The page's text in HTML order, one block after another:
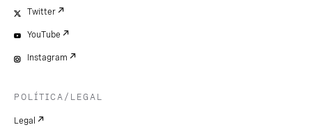
Twitter
YouTube
Instagram
POLÍTICA/LEGAL
Legal